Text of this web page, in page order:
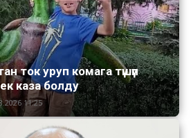
ток уруп комага түшүп
каза болду
11:25